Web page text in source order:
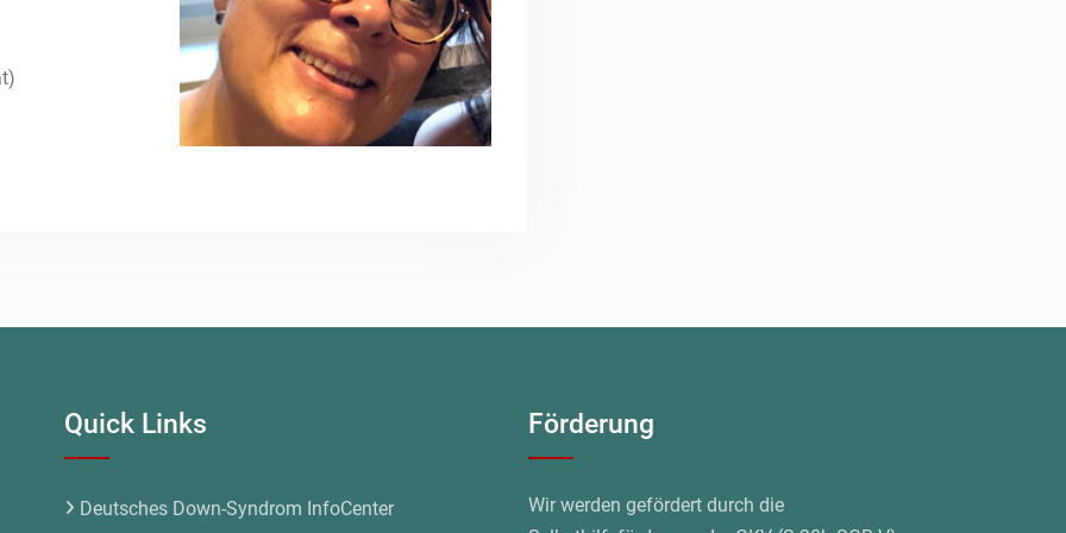
Quick Links
Deutsches Down-Syndrom InfoCenter
Förderung
Wir werden gefördert durch die